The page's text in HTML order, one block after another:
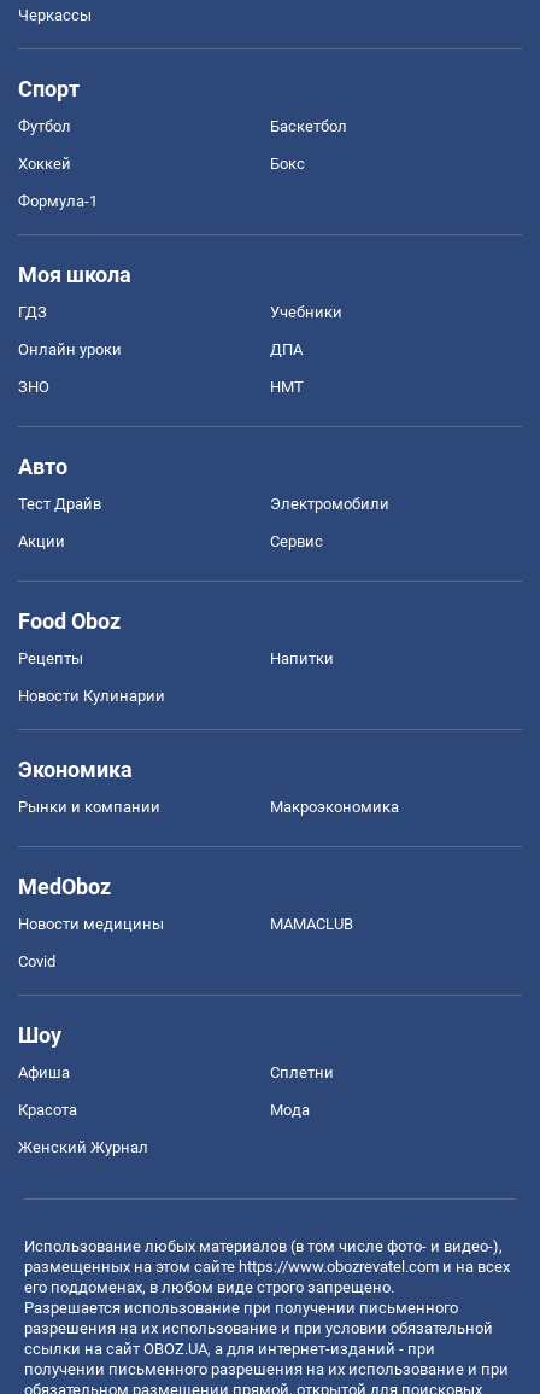
Черкассы
Спорт
Футбол Баскетбол
Хоккей Бокс
Формула-1
Моя школа
ГДЗ Учебники
Онлайн уроки ДПА
ЗНО НМТ
Авто
Тест Драйв Электромобили
Акции Сервис
Food Oboz
Рецепты Напитки
Новости Кулинарии
Экономика
Рынки и компании Mакроэкономика
MedOboz
Новости медицины MAMACLUB
Covid
Шоу
Афиша Сплетни
Красота Мода
Женский Журнал
Использование любых материалов (в том числе фото- и видео-),
размещенных на этом сайте https://www.obozrevatel.com и на всех
его поддоменах, в любом виде строго запрещено.
Разрешается использование при получении письменного
разрешения на их использование и при условии обязательной
ссылки на сайт OBOZ.UA, а для интернет-изданий - при
получении письменного разрешения на их использование и при
обязательном размещении прямой, открытой для поисковых